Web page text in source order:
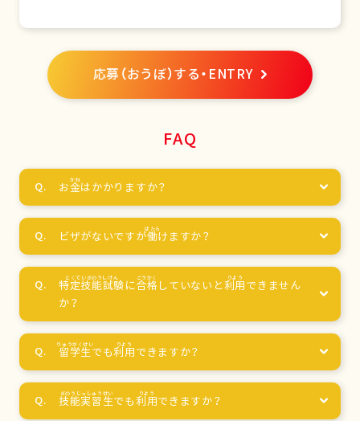
応募（おうぼ）する・ENTRY
FAQ
お金はかかりますか？
ビザがないですが働けますか？
特定技能試験に合格 していないと利用 できません
か？
留学生でも利用 できますか？
技能実習生でも利用できますか？